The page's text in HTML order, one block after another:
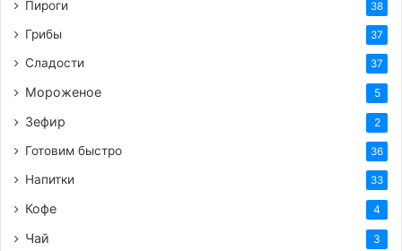
Пироги 38
Грибы 37
Сладости 37
Мороженое 5
Зефир 2
Готовим быстро 36
Напитки 33
Кофе 4
Чай 3